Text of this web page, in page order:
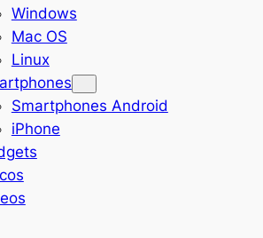
Windows
Mac OS
Linux
Smartphones Android
iPhone